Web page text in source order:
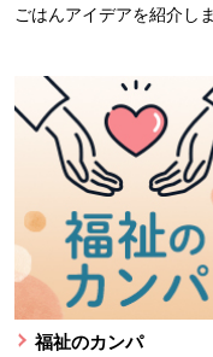
ごはんアイデアを紹介しま
福祉のカンパ